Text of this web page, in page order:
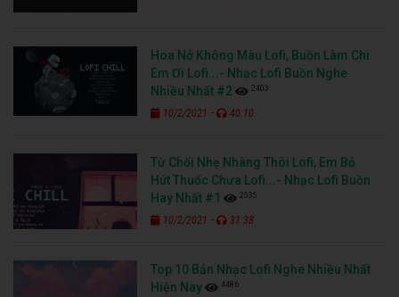
Hoa Nở Không Màu Lofi, Buồn Làm Chi
Em Ơi Lofi...- Nhạc Lofi Buồn Nghe
Nhiều Nhất #2
2403
10/2/2021 - 40:10
Từ Chối Nhẹ Nhàng Thôi Lofi, Em Bỏ
Hút Thuốc Chưa Lofi...- Nhạc Lofi Buồn
Hay Nhất #1
2535
10/2/2021 - 31:38
Top 10 Bản Nhạc Lofi Nghe Nhiều Nhất
Hiện Nay
4486